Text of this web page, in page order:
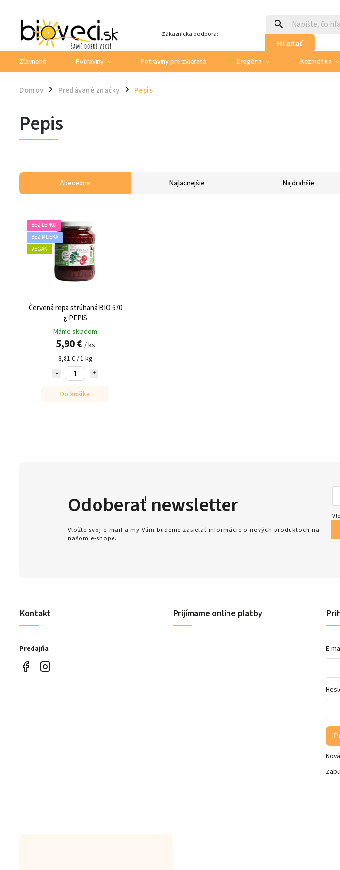
Zákaznícka podpora:
Hľadať
Zľavnené Potraviny Potraviny pre zvieratá .Drogéria .Kozmetika
Domov / Predávané značky / Pepis
Pepis
Abecedne Najlacnejšie Najdrahšie
BEZ LEPKU
BEZ MLIEKA
VEGAN
Červená repa strúhaná BIO 670
g PEPIS
Máme skladom
5,90 € / ks
8,81 € / 1 kg
Do košíka
Kontakt
Predajňa
Odoberať newsletter
Vložte svoj e-mail a my Vám budeme zasielať informácie o nových produktoch na
našom e-shope.
Prijímame online platby
E-